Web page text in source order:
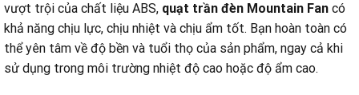
vượt trội của chất liệu ABS, quạt trần đèn Mountain Fan có
khả năng chịu lực, chịu nhiệt và chịu ẩm tốt. Bạn hoàn toàn có
thể yên tâm về độ bền và tuổi thọ của sản phẩm, ngay cả khi
sử dụng trong môi trường nhiệt độ cao hoặc độ ẩm cao.